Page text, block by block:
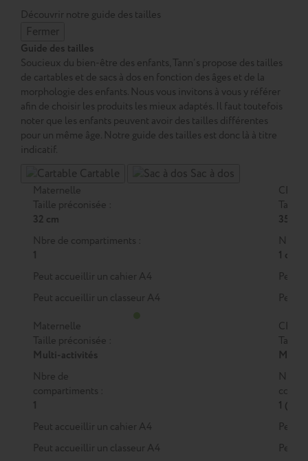
Découvrir notre guide des tailles
Fermer
Guide des tailles
Soucieux du bien-être des enfants, Tann’s propose des tailles
de cartables et de sacs à dos en fonction des âges et de la
morphologie des enfants. Nous vous invitons à vous y référer
afin de choisir les produits les mieux adaptés. Il faut toutefois
noter que les enfants peuvent avoir des tailles différentes
pour un même âge. Notre guide des tailles est donc là à titre
indicatif.
Cartable Sac à dos
Maternelle
Taille préconisée :
32 cm
Nbre de compartiments :
1
Peut accueillir un cahier A4
Peut accueillir un classeur A4
CP
Taille
35 cm
Nbre
1 ou 2
Peut
Peut
Maternelle
Taille préconisée :
Multi-activités
Nbre de
compartiments :
1
Peut accueillir un cahier A4
Peut accueillir un classeur A4
CP
Taille
M
Nbre
1 (M)
Peut
Peut